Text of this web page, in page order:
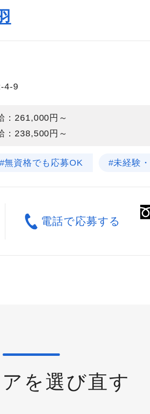
4-9
261,000円～
238,500円～
#無資格でも応募OK #未経験
電話で応募する
アを選び直す